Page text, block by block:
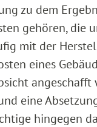
zu dem
gehören, die
mit der
eines
angeschafft
eine
hingegen